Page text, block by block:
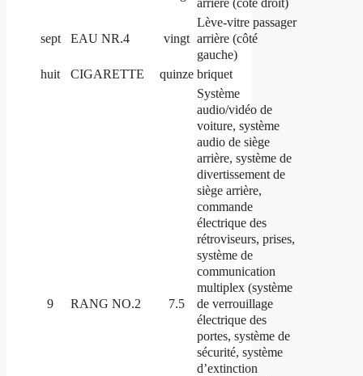
arrière (côté droit)
sept EAU NR.4 vingt
Lève-vitre passager
arrière (côté
gauche)
huit
CIGARETTE quinze briquet
9 RANG NO.2 7.5
Système
audio/vidéo de
voiture, système
audio de siège
arrière, système de
divertissement de
siège arrière,
commande
électrique des
rétroviseurs, prises,
système de
communication
multiplex (système
de verrouillage
électrique des
portes, système de
sécurité, système
d’extinction